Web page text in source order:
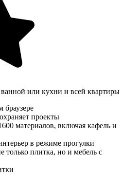
или кухни и всей квартиры
браузере
проекты
материалов, включая кафель и
в режиме прогулки
только плитка, но и мебель с